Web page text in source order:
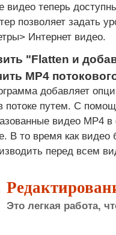
видео теперь
позволяет задать
Интернет видео.
"Flatten и
MP4
добавляет
потоке путем. С
видео MP4
В то время как
перед всем
Это легкая работа,